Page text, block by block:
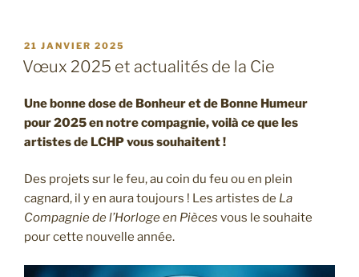
PUBLIÉ
LE
21 JANVIER 2025
Vœux 2025 et actualités de la Cie
Une bonne dose de Bonheur et de Bonne Humeur
pour 2025 en notre compagnie, voilà ce que les
artistes de LCHP vous souhaitent !
Des projets sur le feu, au coin du feu ou en plein
cagnard, il y en aura toujours ! Les artistes de La
Compagnie de l’Horloge en Pièces vous le souhaite
pour cette nouvelle année.